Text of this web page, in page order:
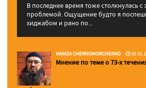
В последнее время тоже столкнулась с
проблемой. Ощущение будто я
хиджабом и рано по...
HAMZA CHERNOMORCHENKO
Мнение по теме о 73-х